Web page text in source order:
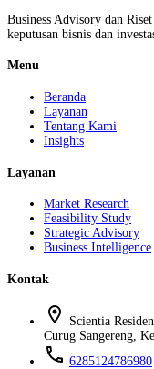
Business Advisory dan
keputusan bisnis dan
Menu
Beranda
Layanan
Tentang Kami
Insights
Layanan
Market Research
Feasibility Study
Strategic Advisory
Business Intelligence
Kontak
location_on
Scientia
Curug Sangereng,
phone 6285124786980